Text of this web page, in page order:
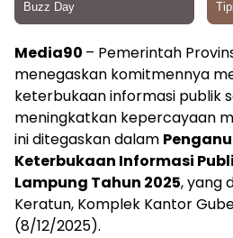
Media90 – Pemerintah
menegaskan komitmennya
keterbukaan informasi publik
meningkatkan kepercayaan
ini ditegaskan dalam
Keterbukaan Informasi
Lampung Tahun 2025, yang
Keratun, Komplek Kantor
(8/12/2025).